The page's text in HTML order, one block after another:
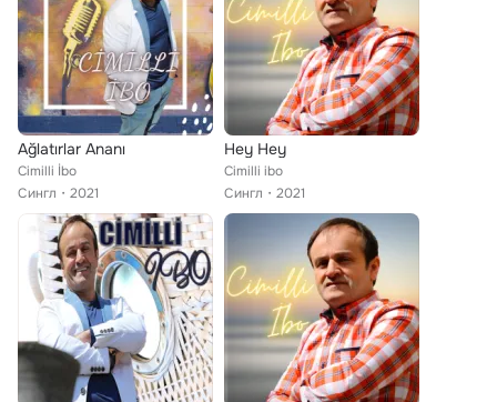
Ağlatırlar Ananı
Cimilli İbo
Сингл
2021
Hey Hey
Cimilli ibo
Сингл
2021